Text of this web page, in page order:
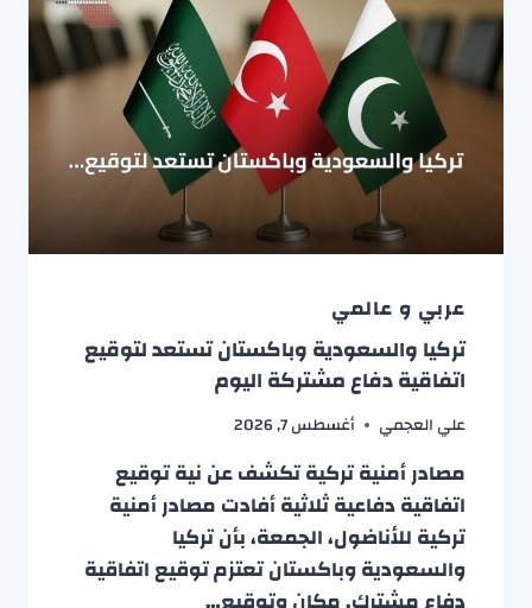
عربي و عالمي
تركيا والسعودية وباكستان تستعد لتوقيع
اتفاقية دفاع مشتركة اليوم
علي العجمي أغسطس 7, 2026
مصادر أمنية تركية تكشف عن نية توقيع
اتفاقية دفاعية ثلاثية أفادت مصادر أمنية
تركية للأناضول، الجمعة، بأن تركيا
والسعودية وباكستان تعتزم توقيع اتفاقية